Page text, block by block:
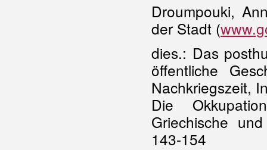
Droumpouki,
der Stadt (
dies.: Das
öffentliche
Nachkriegszeit,
Die
Griechische
143-154